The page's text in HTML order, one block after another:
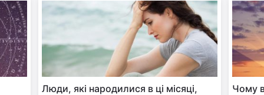
Люди, які народилися в ці місяці,
Чому